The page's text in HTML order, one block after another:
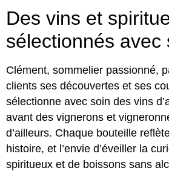
Des vins et
sélectionnés avec
Clément, sommelier passionné,
clients ses découvertes et ses
sélectionne avec soin des vins
avant des vignerons et
d’ailleurs. Chaque bouteille
histoire, et l’envie d’éveiller la
spiritueux et de boissons sans